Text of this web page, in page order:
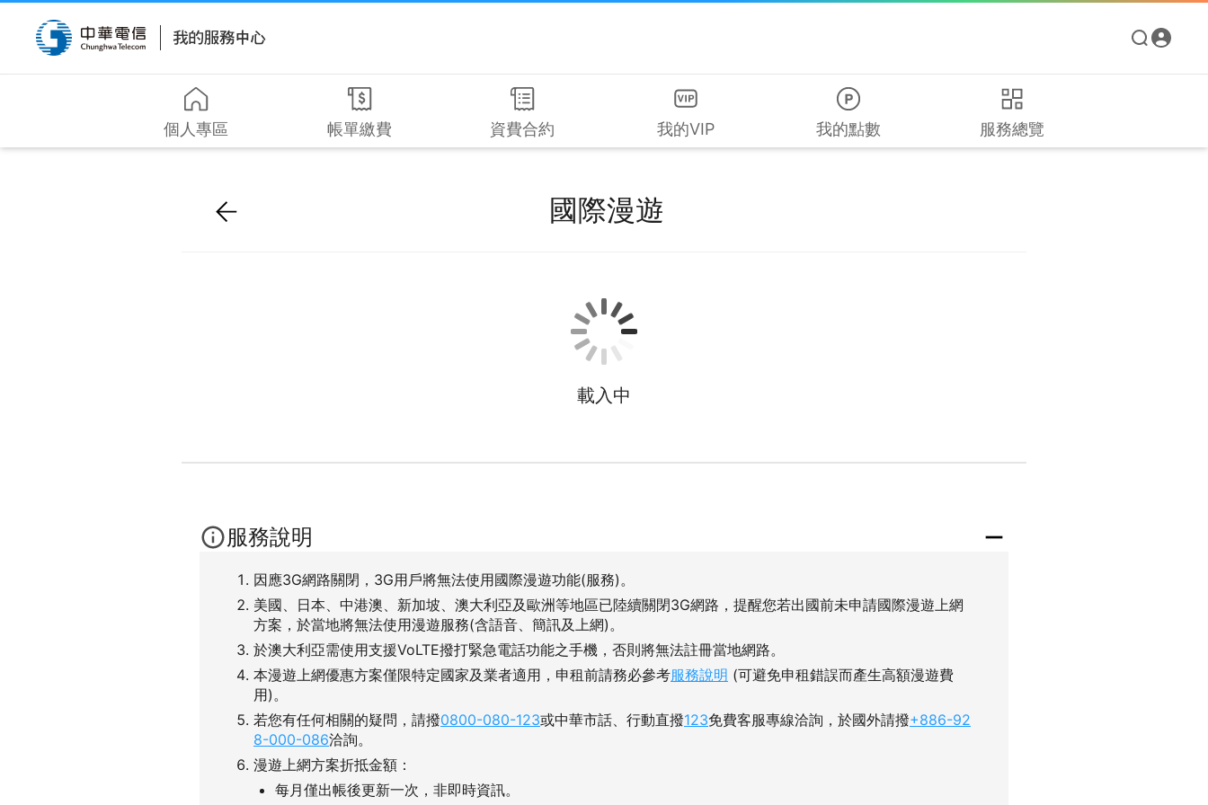
個人專區 帳單繳費 資費合約 我的VIP 我的點數 服務總覽
國際漫遊
載入中
服務說明
因應3G網路關閉，3G用戶將無法使用國際漫遊功能(服務)。
美國、日本、中港澳、新加坡、澳大利亞及歐洲等地區已陸續關閉3G網路，提醒您若出國前未申請國際漫遊上網
方案，於當地將無法使用漫遊服務(含語音、簡訊及上網)。
於澳大利亞需使用支援VoLTE撥打緊急電話功能之手機，否則將無法註冊當地網路。
本漫遊上網優惠方案僅限特定國家及業者適用，申租前請務必參考服務說明 (可避免申租錯誤而產生高額漫遊費
用)。
若您有任何相關的疑問，請撥0800-080-123或中華市話、行動直撥123免費客服專線洽詢，於國外請撥+886-92
8-000-086洽詢。
漫遊上網方案折抵金額：
每月僅出帳後更新一次，非即時資訊。